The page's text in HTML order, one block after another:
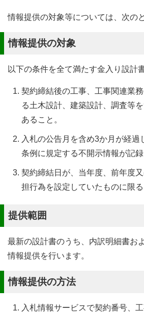
情報提供の対象等については、次の
情報提供の対象
以下の条件を全て満たす金入り設計
契約締結後の工事、工事関連業
る土木設計、建築設計、調査等
あること。
入札の公告月を含め3か月が経過
条例に規定する不開示情報が記録
契約締結日が、当年度、前年度
担行為を設定していたものに限る
提供範囲
最新の設計書のうち、内訳明細書お
情報提供を行います。
情報提供の方法
入札情報サービスで契約番号、